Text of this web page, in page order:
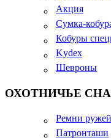
Акция
Сумка-
Кобуры
Kydex
Шевроны
ОХОТНИЧЬЕ
Ремни
Патронташи